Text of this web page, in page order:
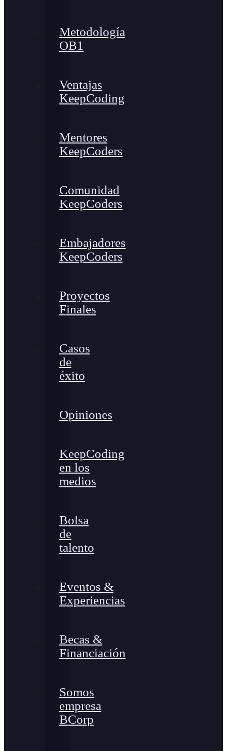
Metodología
OB1
Ventajas
KeepCoding
Mentores
KeepCoders
Comunidad
KeepCoders
Embajadores
KeepCoders
Proyectos
Finales
Casos
de
éxito
Opiniones
KeepCoding
en los
medios
Bolsa
de
talento
Eventos &
Experiencias
Becas &
Financiación
Somos
empresa
BCorp